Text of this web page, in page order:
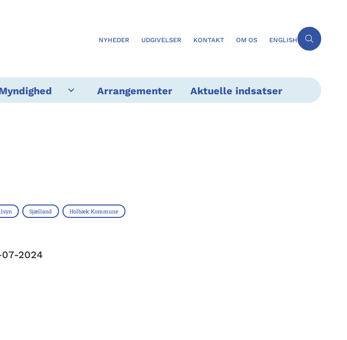
NYHEDER UDGIVELSER KONTAKT OM OS ENGLISH
Arrangementer Aktuelle indsatser
Sjælland Holbæk Kommune
2024